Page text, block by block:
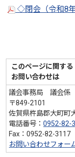
◇閉会（令和8
このページに関する
お問い合わせは
議会事務局 議会係
〒849-2101
佐賀県杵島郡大町町
電話番号：0952-82-
Fax：0952-82-3117
お問い合わせフォー